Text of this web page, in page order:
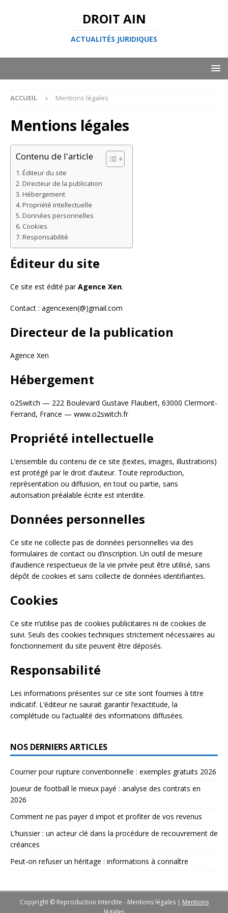
DROIT AIN
ACTUALITÉS JURIDIQUES
ACCUEIL Mentions légales
Mentions légales
Contenu de l'article
Éditeur du site
Directeur de la publication
Hébergement
Propriété intellectuelle
Données personnelles
Cookies
Responsabilité
Éditeur du site
Ce site est édité parAgence Xen.
Contact : agencexen(@)gmail.com
Directeur de la publication
Agence Xen
Hébergement
o2Switch — 222 Boulevard Gustave Flaubert, 63000 Clermont-
Ferrand, France — www.o2switch.fr
Propriété intellectuelle
L’ensemble du contenu de ce site (textes, images, illustrations)
est protégé par le droit d’auteur. Toute reproduction,
représentation ou diffusion, en tout ou partie, sans
autorisation préalable écrite est interdite.
Données personnelles
Ce site ne collecte pas de données personnelles via des
formulaires de contact ou d’inscription. Un outil de mesure
d’audience respectueux de la vie privée peut être utilisé, sans
dépôt de cookies et sans collecte de données identifiantes.
Cookies
Ce site n’utilise pas de cookies publicitaires ni de cookies de
suivi. Seuls des cookies techniques strictement nécessaires au
fonctionnement du site peuvent être déposés.
Responsabilité
Les informations présentes sur ce site sont fournies à titre
indicatif. L’éditeur ne saurait garantir l’exactitude, la
complétude ou l’actualité des informations diffusées.
NOS DERNIERS ARTICLES
Courrier pour rupture conventionnelle : exemples gratuits 2026
Joueur de football le mieux payé : analyse des contrats en
2026
Comment ne pas payer d impot et profiter de vos revenus
L’huissier : un acteur clé dans la procédure de recouvrement de
créances
Peut-on refuser un héritage : informations à connaître
Copyright © Reproduction Interdite - Mentions légales | Mentions